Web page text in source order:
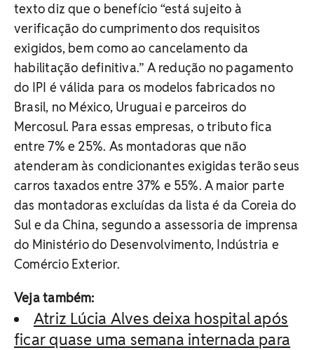
texto diz que o benefício “está sujeito à
verificação do cumprimento dos requisitos
exigidos, bem como ao cancelamento da
habilitação definitiva.” A redução no pagamento
do IPI é válida para os modelos fabricados no
Brasil, no México, Uruguai e parceiros do
Mercosul. Para essas empresas, o tributo fica
entre 7% e 25%. As montadoras que não
atenderam às condicionantes exigidas terão seus
carros taxados entre 37% e 55%. A maior parte
das montadoras excluídas da lista é da Coreia do
Sul e da China, segundo a assessoria de imprensa
do Ministério do Desenvolvimento, Indústria e
Comércio Exterior.
Veja também:
Atriz Lúcia Alves deixa hospital após
ficar quase uma semana internada para